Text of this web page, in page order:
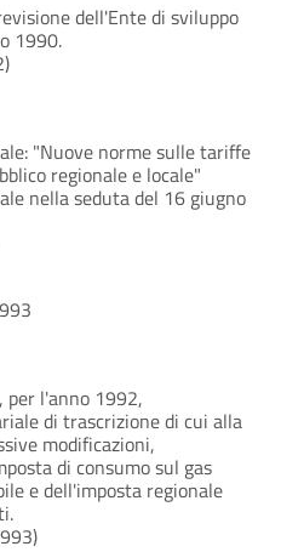
dell'Ente di sviluppo
1990.
"Nuove norme sulle tariffe
regionale e locale"
nella seduta del 16 giugno
per l'anno 1992,
di trascrizione di cui alla
modificazioni,
di consumo sul gas
e dell'imposta regionale